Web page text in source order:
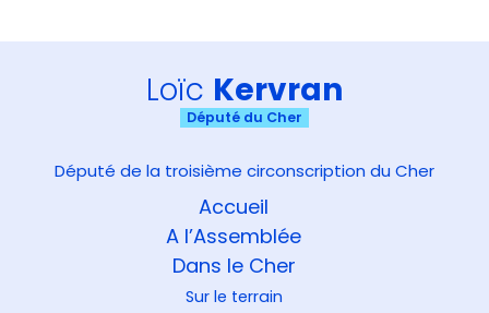
Loïc Kervran
Député du Cher
Député de la troisième circonscription du Cher
Accueil
A l’Assemblée
Dans le Cher
Sur le terrain